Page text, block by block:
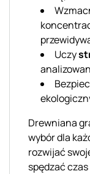
Uczy
Drewniana
wybór dla
rozwijać
spędzać